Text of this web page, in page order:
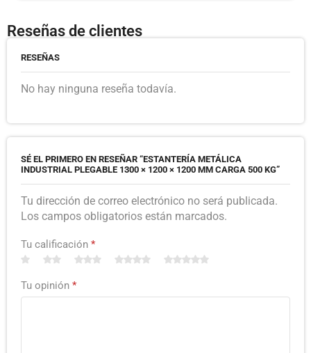
Reseñas de clientes
RESEÑAS
No hay ninguna reseña todavía.
SÉ EL PRIMERO EN RESEÑAR “ESTANTERÍA METÁLICA
INDUSTRIAL PLEGABLE 1300 × 1200 × 1200 MM CARGA 500 KG”
Tu dirección de correo electrónico no será publicada.
Los campos obligatorios están marcados.
Tu calificación *
Tu opinión *